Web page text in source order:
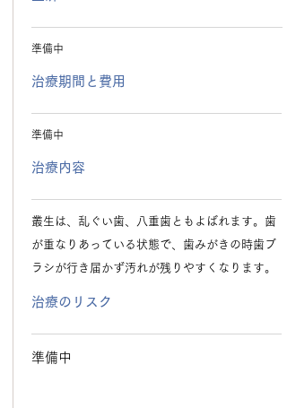
準備中
治療期間と費用
準備中
治療内容
叢生は、乱ぐい歯、八重歯ともよばれます。歯
が重なりあっている状態で、歯みがきの時歯ブ
ラシが行き届かず汚れが残りやすくなります。
治療のリスク
準備中